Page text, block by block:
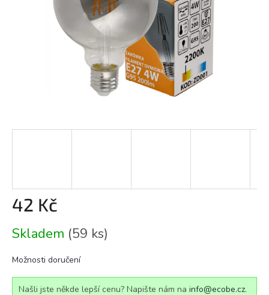
42 Kč
cena:
Skladem (59 ks)
Možnosti doručení
Našli jste někde lepší cenu? Napište nám na info@ecobe.cz.